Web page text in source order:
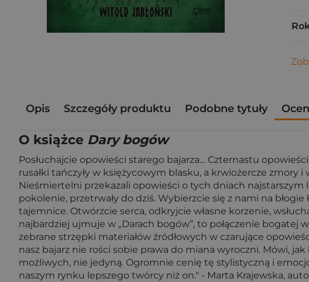
Opis Szczegóły produktu Podobne tytuły
O książce Dary bogów
Posłuchajcie opowieści starego bajarza… Czternastu
rusałki tańczyły w księżycowym blasku, a krwiożercze
Nieśmiertelni przekazali opowieści o tych dniach
pokolenie, przetrwały do dziś. Wybierzcie się z nami na
tajemnice. Otwórzcie serca, odkryjcie własne korzenie,
najbardziej ujmuje w „Darach bogów”, to połączenie bogatej
zebrane strzępki materiałów źródłowych w czarujące
nasz bajarz nie rości sobie prawa do miana wyroczni. Mówi,
możliwych, nie jedyną. Ogromnie cenię tę stylistyczną i
naszym rynku lepszego twórcy niż on." - Marta Krajewska,